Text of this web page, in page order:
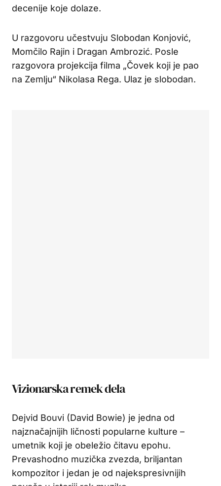
decenije koje dolaze.
U razgovoru učestvuju Slobodan Konjović,
Momčilo Rajin i Dragan Ambrozić. Posle
razgovora projekcija filma „Čovek koji je pao
na Zemlju“ Nikolasa Rega. Ulaz je slobodan.
Vizionarska remek dela
Dejvid Bouvi (David Bowie) je jedna od
najznačajnijih ličnosti popularne kulture –
umetnik koji je obeležio čitavu epohu.
Prevashodno muzička zvezda, briljantan
kompozitor i jedan je od najekspresivnijih